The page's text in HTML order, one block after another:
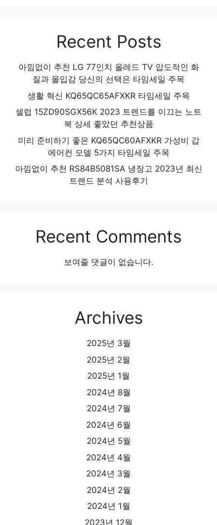
Recent Posts
아낌없이 추천 LG 77인치 올레드 TV 압도적인 화
질과 몰입감 당신의 선택은 타임세일 주목
생활 혁신 KQ65QC65AFXKR 타임세일 주목
셀럽 15ZD90SGX56K 2023 트렌드를 이끄는 노트
북 상세 좋았던 추천상품
미리 준비하기 좋은 KQ65QC60AFXKR 가성비 갑
에어컨 모델 5가지 타임세일 주목
아낌없이 추천 RS84B5081SA 냉장고 2023년 최신
트렌드 분석 사용후기
Recent Comments
보여줄 댓글이 없습니다.
Archives
2025년 3월
2025년 2월
2025년 1월
2024년 8월
2024년 7월
2024년 6월
2024년 5월
2024년 4월
2024년 3월
2024년 2월
2024년 1월
2023년 12월